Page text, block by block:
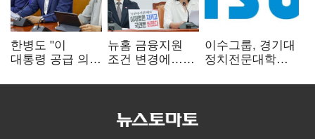
한병도 "이
대통령 공급 의지
삼지 말아야"
뉴홈 금융지원
조건 변경에…
분양사기 나선
이수그룹, 경기대
정치전문대학원
기금' 3900만원